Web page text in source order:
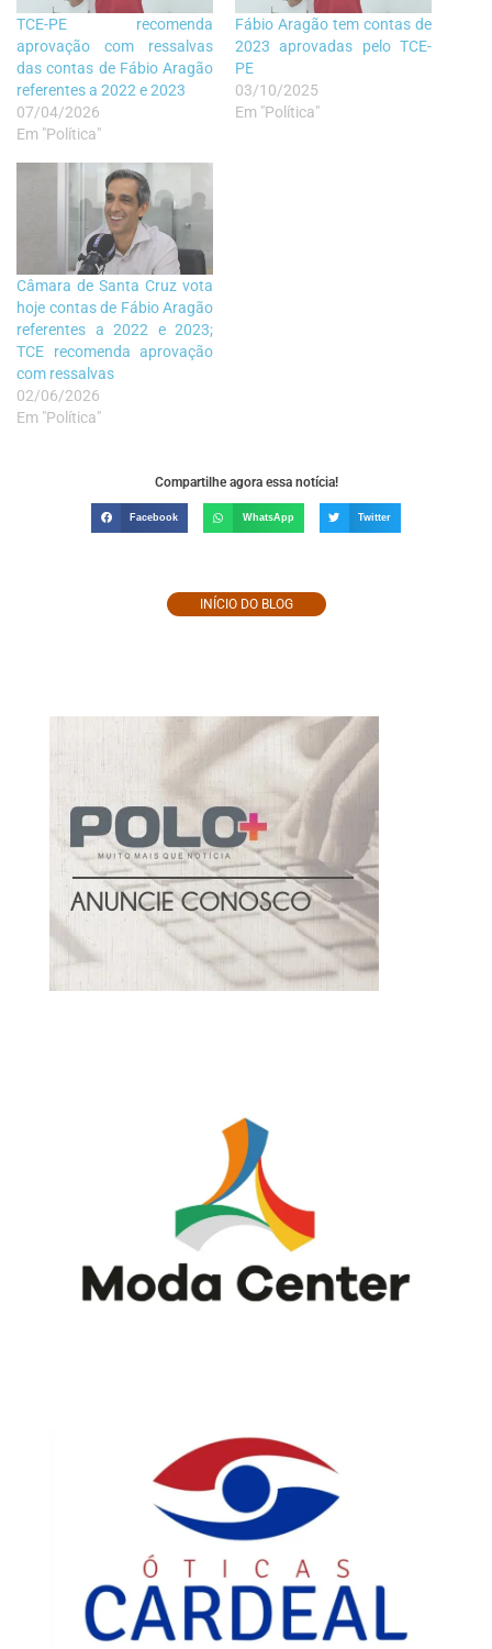
TCE-PE recomenda
aprovação com ressalvas
das contas de Fábio Aragão
referentes a 2022 e 2023
07/04/2026
Em "Política"
Fábio Aragão tem contas de
2023 aprovadas pelo TCE-
PE
03/10/2025
Em "Política"
Câmara de Santa Cruz vota
hoje contas de Fábio Aragão
referentes a 2022 e 2023;
TCE recomenda aprovação
com ressalvas
02/06/2026
Em "Política"
Compartilhe agora essa notícia!
Facebook WhatsApp Twitter
INÍCIO DO BLOG